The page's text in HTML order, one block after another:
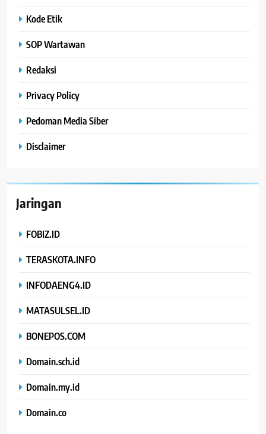
Kode Etik
SOP Wartawan
Redaksi
Privacy Policy
Pedoman Media Siber
Disclaimer
Jaringan
FOBIZ.ID
TERASKOTA.INFO
INFODAENG4.ID
MATASULSEL.ID
BONEPOS.COM
Domain.sch.id
Domain.my.id
Domain.co